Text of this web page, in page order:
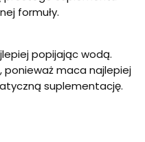
formuły.
popijając wodą.
ponieważ maca najlepiej
suplementację.